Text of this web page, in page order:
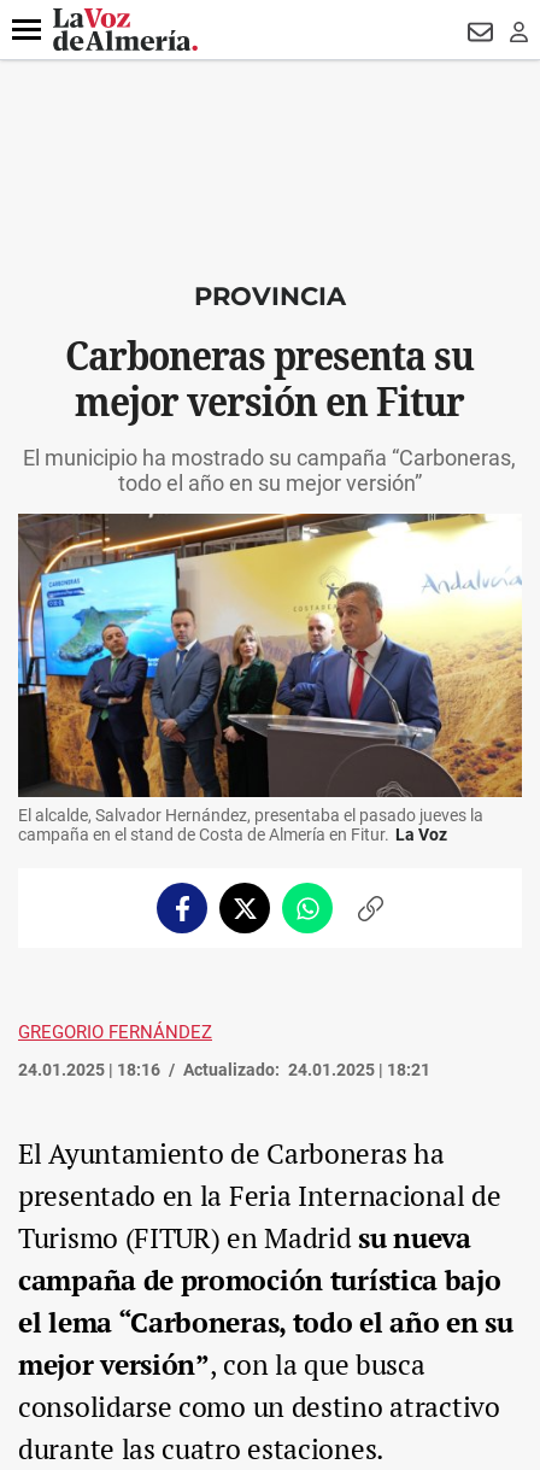
DESTACADO DRON UDA
Menú
PROVINCIA
Carboneras presenta su
mejor versión en Fitur
El municipio ha mostrado su campaña “Carboneras,
todo el año en su mejor versión”
El alcalde, Salvador Hernández, presentaba el pasado jueves la
campaña en el stand de Costa de Almería en Fitur. La Voz
FacebookTwitterWhatsappCopiar
GREGORIO FERNÁNDEZ
24.01.2025 | 18:16 Actualizado: 24.01.2025 | 18:21
El Ayuntamiento de Carboneras ha
presentado en la Feria Internacional de
Turismo (FITUR) en Madridsu nueva
campaña de promoción turística bajo
el lema “Carboneras, todo el año en su
mejor versión”, con la que busca
consolidarse como un destino atractivo
durante las cuatro estaciones.